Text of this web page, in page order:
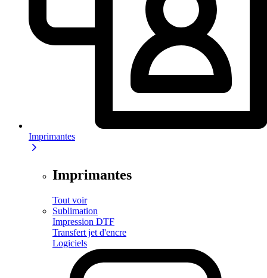
Imprimantes
Imprimantes
Tout voir
Sublimation
Impression DTF
Transfert jet d'encre
Logiciels